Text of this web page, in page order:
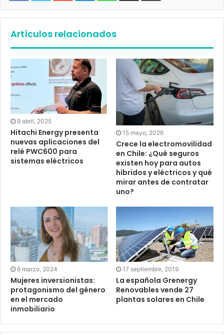
Artículos relacionados
9 abril, 2025
Hitachi Energy presenta
nuevas aplicaciones del
relé PWC600 para
sistemas eléctricos
15 mayo, 2026
Crece la electromovilidad
en Chile: ¿Qué seguros
existen hoy para autos
híbridos y eléctricos y qué
mirar antes de contratar
uno?
6 marzo, 2024
Mujeres inversionistas:
protagonismo del género
en el mercado
inmobiliario
17 septiembre, 2019
La española Grenergy
Renovables vende 27
plantas solares en Chile